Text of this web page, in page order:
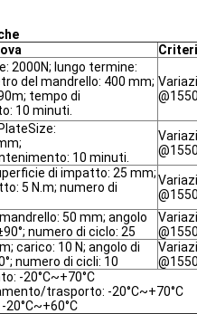
2000N; lungo termine:
del mandrello: 400 mm;
tempo di
10 minuti.
10 minuti.
di impatto: 25 mm;
5 N.m; numero di
50 mm; angolo
numero di ciclo: 25
carico: 10 N; angolo di
numero di cicli: 10
-20°C~+70°C
trasporto: -20°C~+70°C
20°C~+60°C